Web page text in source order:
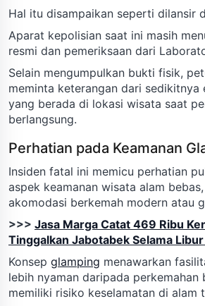
Hal itu disampaikan seperti dilansir
Aparat kepolisian saat ini masih
resmi dan pemeriksaan dari
Selain mengumpulkan bukti fisik,
meminta keterangan dari sedikitnya
yang berada di lokasi wisata saat
berlangsung.
Perhatian pada Keamanan
Insiden fatal ini memicu perhatian
aspek keamanan wisata alam
akomodasi berkemah modern atau
>>> Jasa Marga Catat 469 Ribu
Tinggalkan Jabotabek Selama
Konsep glamping menawarkan
lebih nyaman daripada perkemahan
memiliki risiko keselamatan di alam